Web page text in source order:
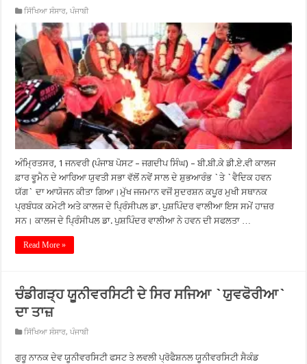
ਸਿੱਖਿਆ ਸੰਸਾਰ,ਪੰਜਾਬੀ
ਅੰਮ੍ਰਿਤਸਰ, 1 ਜਨਵਰੀ (ਪੰਜਾਬ ਪੋਸਟ – ਜਗਦੀਪ ਸਿੰਘ) – ਬੀ.ਬੀ.ਕੇ ਡੀ.ਏ.ਵੀ ਕਾਲਜ
ਫ਼ਾਰ ਵੂਮੈਨ ਦੇ ਆਰਿਆ ਯੁਵਤੀ ਸਭਾ ਵੱਲੋਂ ਨਵੇਂ ਸਾਲ ਦੇ ਸ਼ੁਭਆਰੰਭ `ਤੇ `ਵੈਦਿਕ ਹਵਨ
ਯੱਗ` ਦਾ ਆਯੋਜਨ ਕੀਤਾ ਗਿਆ।ਮੁੱਖ ਜਜਮਾਨ ਵਜੋਂ ਸੁਦਰਸ਼ਨ ਕਪੂਰ ਮੁਖੀ ਸਥਾਨਕ
ਪ੍ਰਬੰਧਕ ਕਮੇਟੀ ਅਤੇ ਕਾਲਜ ਦੇ ਪ੍ਰਿੰਸੀਪਲ ਡਾ. ਪੁਸ਼ਪਿੰਦਰ ਵਾਲੀਆ ਇਸ ਸਮੇਂ ਹਾਜ਼ਰ
ਸਨ। ਕਾਲਜ ਦੇ ਪ੍ਰਿੰਸੀਪਲ ਡਾ. ਪੁਸ਼ਪਿੰਦਰ ਵਾਲੀਆ ਨੇ ਹਵਨ ਦੀ ਸਫਲਤਾ …
Read More »
ਚੰਡੀਗੜ੍ਹ ਯੂਨੀਵਰਸਿਟੀ ਦੇ ਸਿਰ ਸਜਿਆ `ਯੁਵਫੋਰੀਆ`
ਦਾ ਤਾਜ਼
ਸਿੱਖਿਆ ਸੰਸਾਰ,ਪੰਜਾਬੀ
ਗੁਰੂ ਨਾਨਕ ਦੇਵ ਯੂਨੀਵਰਸਿਟੀ ਫਸਟ ਤੇ ਲਵਲੀ ਪ੍ਰੋਫੈਸ਼ਨਲ ਯੂਨੀਵਰਸਿਟੀ ਸੈਕੰਡ